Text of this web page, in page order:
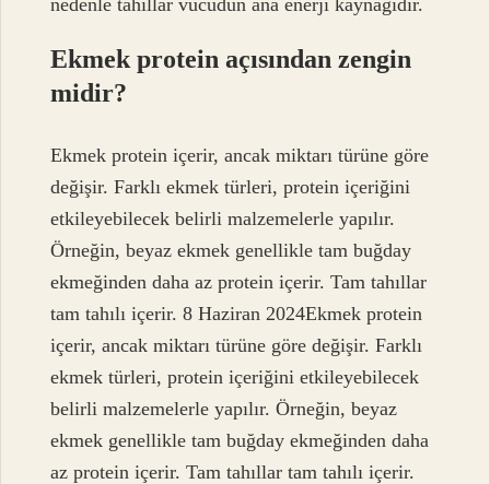
nedenle tahıllar vücudun ana enerji kaynağıdır.
Ekmek protein açısından zengin
midir?
Ekmek protein içerir, ancak miktarı türüne göre
değişir. Farklı ekmek türleri, protein içeriğini
etkileyebilecek belirli malzemelerle yapılır.
Örneğin, beyaz ekmek genellikle tam buğday
ekmeğinden daha az protein içerir. Tam tahıllar
tam tahılı içerir. 8 Haziran 2024Ekmek protein
içerir, ancak miktarı türüne göre değişir. Farklı
ekmek türleri, protein içeriğini etkileyebilecek
belirli malzemelerle yapılır. Örneğin, beyaz
ekmek genellikle tam buğday ekmeğinden daha
az protein içerir. Tam tahıllar tam tahılı içerir.